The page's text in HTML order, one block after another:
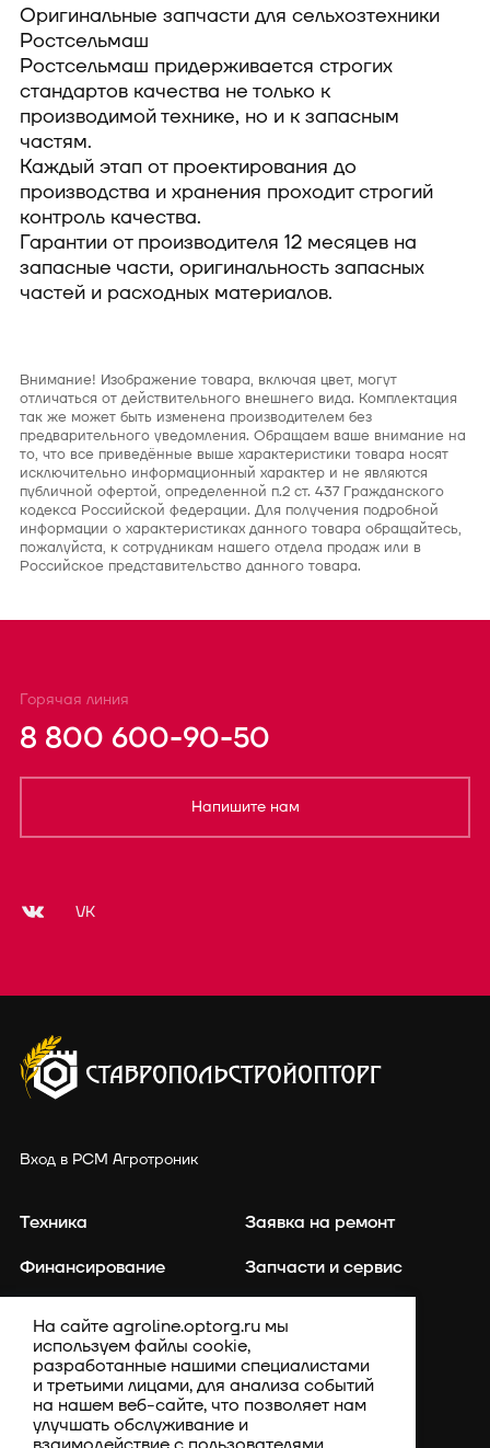
Оригинальные запчасти для сельхозтехники
Ростсельмаш
Ростсельмаш придерживается строгих
стандартов качества не только к
производимой технике, но и к запасным
частям.
Каждый этап от проектирования до
производства и хранения проходит строгий
контроль качества.
Гарантии от производителя 12 месяцев на
запасные части, оригинальность запасных
частей и расходных материалов.
Внимание! Изображение товара, включая цвет, могут
отличаться от действительного внешнего вида. Комплектация
так же может быть изменена производителем без
предварительного уведомления. Обращаем ваше внимание на
то, что все приведённые выше характеристики товара носят
исключительно информационный характер и не являются
публичной офертой, определенной п.2 ст. 437 Гражданского
кодекса Российской федерации. Для получения подробной
информации о характеристиках данного товара обращайтесь,
пожалуйста, к сотрудникам нашего отдела продаж или в
Российское представительство данного товара.
Горячая линия
8 800 600-90-50
Напишите нам
VK
Вход в РСМ Агротроник
Техника
Финансирование
Каталог запасных частей
Компания
Заявка на ремонт
Запчасти и сервис
Акции
На сайте agroline.optorg.ru мы
используем файлы cookie,
разработанные нашими специалистами
и третьими лицами, для анализа событий
на нашем веб-сайте, что позволяет нам
улучшать обслуживание и